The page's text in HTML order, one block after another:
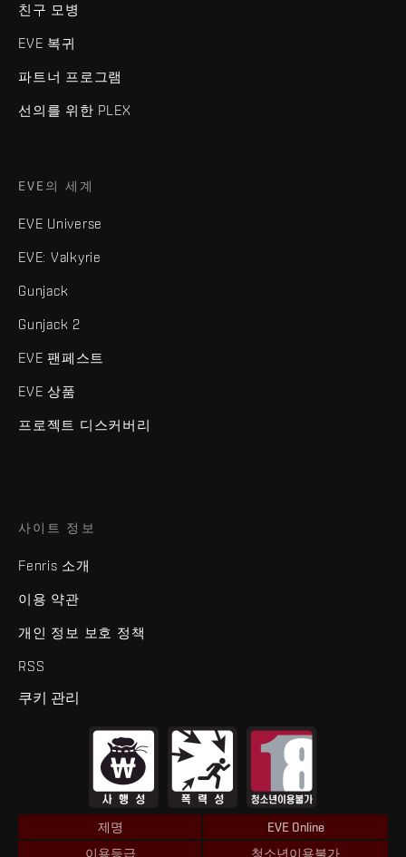
친구 모병
EVE 복귀
파트너 프로그램
선의를 위한 PLEX
EVE의 세계
EVE Universe
EVE: Valkyrie
Gunjack
Gunjack 2
EVE 팬페스트
EVE 상품
프로젝트 디스커버리
사이트 정보
Fenris 소개
이용 약관
개인 정보 보호 정책
RSS
쿠키 관리
제명
EVE Online
이용등급
청소년이용불가